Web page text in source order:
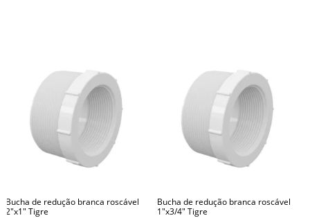
Bucha de redução branca roscável
2"x1" Tigre
Bucha de redução branca roscável
1"x3/4" Tigre